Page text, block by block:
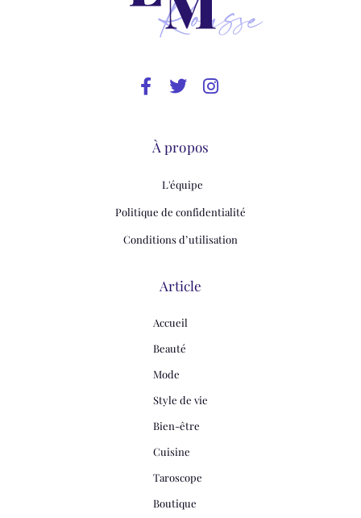
À propos
L'équipe
Politique de confidentialité
Conditions d’utilisation
Article
Accueil
Beauté
Mode
Style de vie
Bien-être
Cuisine
Taroscope
Boutique